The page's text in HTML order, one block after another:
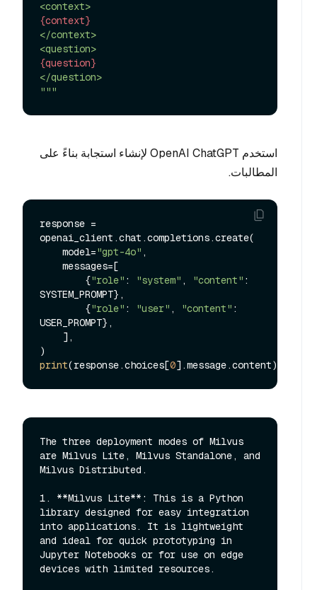
{context}
</context>
{question}
</question>
"""
استخدم OpenAI ChatGPT لإنشاء استجابة بناءً على
المطالبات.
response =
openai_client.chat.completions.create(
    model=
"gpt-4o" ,
        {
"role" : "system" , "content" :
SYSTEM_PROMPT},
        {
"role" : "user" , "content" :
USER_PROMPT},
print(response.choices[0
The three deployment modes of Milvus
are Milvus Lite, Milvus Standalone, and
Milvus Distributed.
1. **Milvus Lite**: This is a Python
library designed for easy integration
into applications. It is lightweight
and ideal for quick prototyping in
Jupyter Notebooks or for use on edge
devices with limited resources.